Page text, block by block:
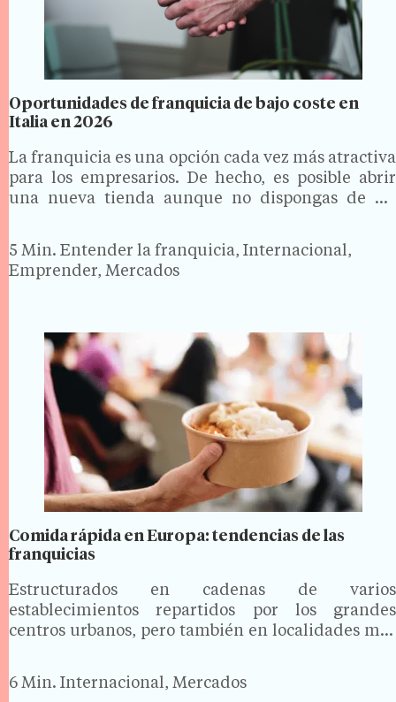
Oportunidades de franquicia de bajo coste en
Italia en 2026
La franquicia es una opción cada vez más atractiva
para los empresarios. De hecho, es posible abrir
una nueva tienda aunque no dispongas de un
las mejores oportunidades de franquicia de bajo
coste en…
5 Min. Entender la franquicia, Internacional,
Emprender, Mercados
Comida rápida en Europa: tendencias de las
franquicias
Estructurados en cadenas de varios
establecimientos repartidos por los grandes
centros urbanos, pero también en localidades más
Europa se caracterizan en general por una
rentabilidad bastante alta y cierta practicidad en
6 Min. Internacional, Mercados